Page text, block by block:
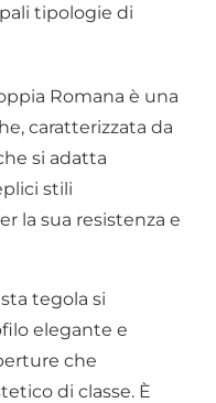
tipologie di
Romana è una
caratterizzata da
si adatta
stili
la sua resistenza e
tegola si
elegante e
che
di classe. È